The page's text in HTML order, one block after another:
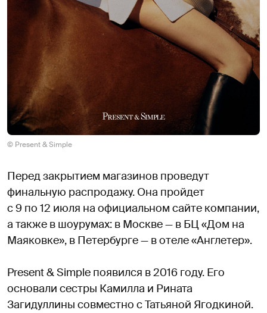
© Present & Simple
Перед закрытием магазинов проведут
финальную распродажу. Она пройдет
с 9 по 12 июля на официальном сайте компании,
а также в шоурумах: в Москве — в БЦ «Дом на
Маяковке», в Петербурге — в отеле «Англетер».
Present & Simple появился в 2016 году. Его
основали сестры Камилла и Рината
Загидуллины совместно с Татьяной Ягодкиной.